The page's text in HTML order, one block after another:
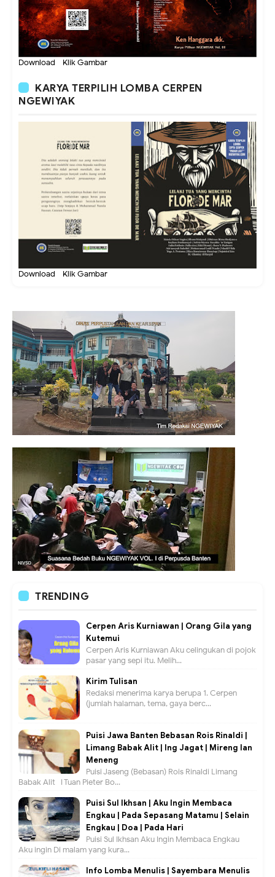
Download - Klik Gambar
KARYA TERPILIH LOMBA CERPEN
NGEWIYAK
Download - Klik Gambar
TRENDING
Cerpen Aris Kurniawan | Orang Gila yang
Kutemui
Cerpen Aris Kurniawan Aku celingukan di pojok
pasar yang sepi itu. Melih...
Kirim Tulisan
Redaksi menerima karya berupa 1. Cerpen
(jumlah halaman, tema, gaya berc...
Puisi Jawa Banten Bebasan Rois Rinaldi |
Limang Babak Alit | Ing Jagat | Mireng lan
Meneng
Puisi Jaseng (Bebasan) Rois Rinaldi Limang
Babak Alit I Tuan Pieter Bo...
Puisi Sul Ikhsan | Aku Ingin Membaca
Engkau | Pada Sepasang Matamu | Selain
Engkau | Doa | Pada Hari
Puisi Sul Ikhsan Aku Ingin Membaca Engkau
Aku ingin Di malam yang kura...
Info Lomba Menulis | Sayembara Menulis